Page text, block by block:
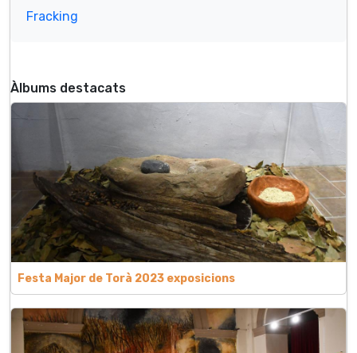
Fracking
Àlbums destacats
Festa Major de Torà 2023 exposicions